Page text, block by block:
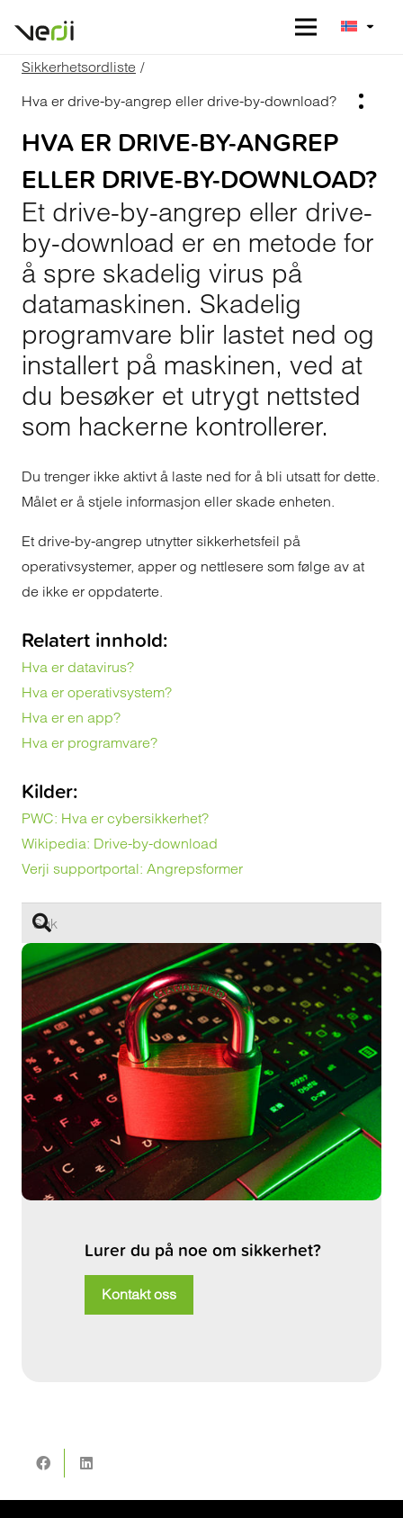
Sikkerhetsordliste /
Hva er drive-by-angrep eller drive-by-download?
HVA ER DRIVE-BY-ANGREP
ELLER DRIVE-BY-DOWNLOAD?
Et drive-by-angrep eller drive-
by-download er en metode for
å spre skadelig virus på
datamaskinen. Skadelig
programvare blir lastet ned og
installert på maskinen, ved at
du besøker et utrygt nettsted
som hackerne kontrollerer.
Du trenger ikke aktivt å laste ned for å bli utsatt for dette.
Målet er å stjele informasjon eller skade enheten.
Et drive-by-angrep utnytter sikkerhetsfeil på
operativsystemer, apper og nettlesere som følge av at
de ikke er oppdaterte.
Relatert innhold:
Hva er datavirus?
Hva er operativsystem?
Hva er en app?
Hva er programvare?
Kilder:
PWC: Hva er cybersikkerhet?
Wikipedia: Drive-by-download
Verji supportportal: Angrepsformer
Lurer du på noe om sikkerhet?
Kontakt oss